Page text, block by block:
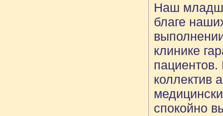
Наш
благе
клинике
коллектив
спокойно